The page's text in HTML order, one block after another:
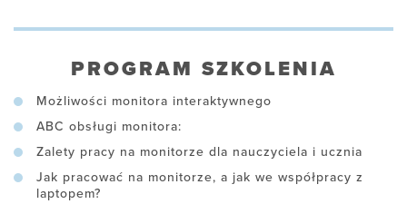
PROGRAM SZKOLENIA
Możliwości monitora interaktywnego
ABC obsługi monitora:
Zalety pracy na monitorze dla nauczyciela i ucznia
Jak pracować na monitorze, a jak we współpracy z
laptopem?